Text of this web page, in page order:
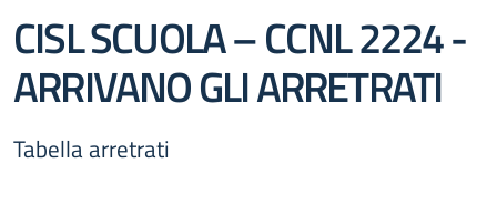
CISL SCUOLA – CCNL 2224 -
ARRIVANO GLI ARRETRATI
Tabella arretrati